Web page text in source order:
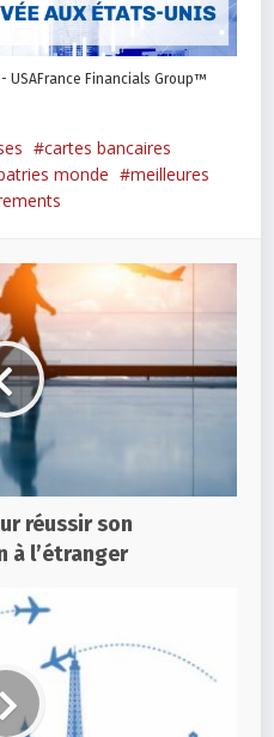
USAFrance Financials Group™
cartes bancaires
monde
meilleures
réussir son
à l’étranger